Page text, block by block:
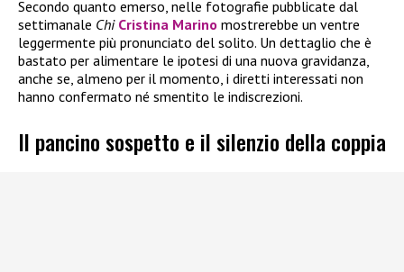
Secondo quanto emerso, nelle fotografie pubblicate dal
settimanale Chi Cristina Marino mostrerebbe un ventre
leggermente più pronunciato del solito. Un dettaglio che è
bastato per alimentare le ipotesi di una nuova gravidanza,
anche se, almeno per il momento, i diretti interessati non
hanno confermato né smentito le indiscrezioni.
Il pancino sospetto e il silenzio della coppia